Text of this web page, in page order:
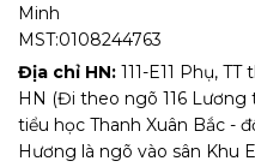
Minh
MST:0108244763
Địa chỉ HN: 111-E11 Phụ,
HN (Đi theo ngõ 116
tiểu học Thanh Xuân Bắc -
Hương là ngõ vào sân Khu